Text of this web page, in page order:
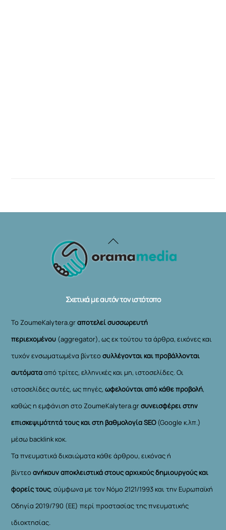
Back
To
Σχετικά με αυτόν τον ιστότοπο
Το ZoumeKalytera.grαποτελεί συσσωρευτή
περιεχομένου (aggregator), ως εκ τούτου τα άρθρα, εικόνες και
τυχόν ενσωματωμένα βίντεοσυλλέγονται και προβάλλονται
αυτόματααπό τρίτες, ελληνικές και μη, ιστοσελίδες. Οι
ιστοσελίδες αυτές, ως πηγές,ωφελούνται από κάθε προβολή,
καθώς η εμφάνιση στο ZoumeKalytera.grσυνεισφέρει στην
επισκεψιμότητά τους και στη βαθμολογία SEO(Google κ.λπ.)
μέσω backlink κοκ.
Τα πνευματικά δικαιώματα κάθε άρθρου, εικόνας ή
βίντεοανήκουν αποκλειστικά στους αρχικούς δημιουργούς και
φορείς τους, σύμφωνα με τον Νόμο 2121/1993 και την Ευρωπαϊκή
Οδηγία 2019/790 (ΕΕ) περί προστασίας της πνευματικής
ιδιοκτησίας.